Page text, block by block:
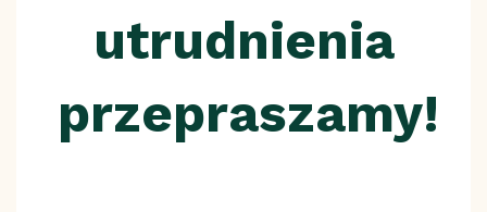
utrudnienia
przepraszamy!